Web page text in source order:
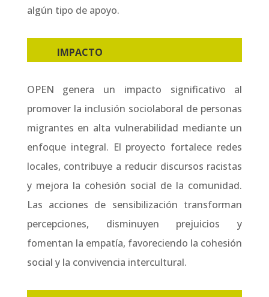
algún tipo de apoyo.
IMPACTO
OPEN genera un impacto significativo al
promover la inclusión sociolaboral de personas
migrantes en alta vulnerabilidad mediante un
enfoque integral. El proyecto fortalece redes
locales, contribuye a reducir discursos racistas
y mejora la cohesión social de la comunidad.
Las acciones de sensibilización transforman
percepciones, disminuyen prejuicios y
fomentan la empatía, favoreciendo la cohesión
social y la convivencia intercultural.